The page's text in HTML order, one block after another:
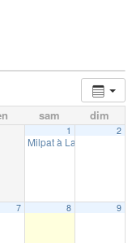
sam dim
1
Milpat à La Tuque
2
à Shawinigan
7 8 9